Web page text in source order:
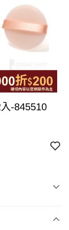
-845510